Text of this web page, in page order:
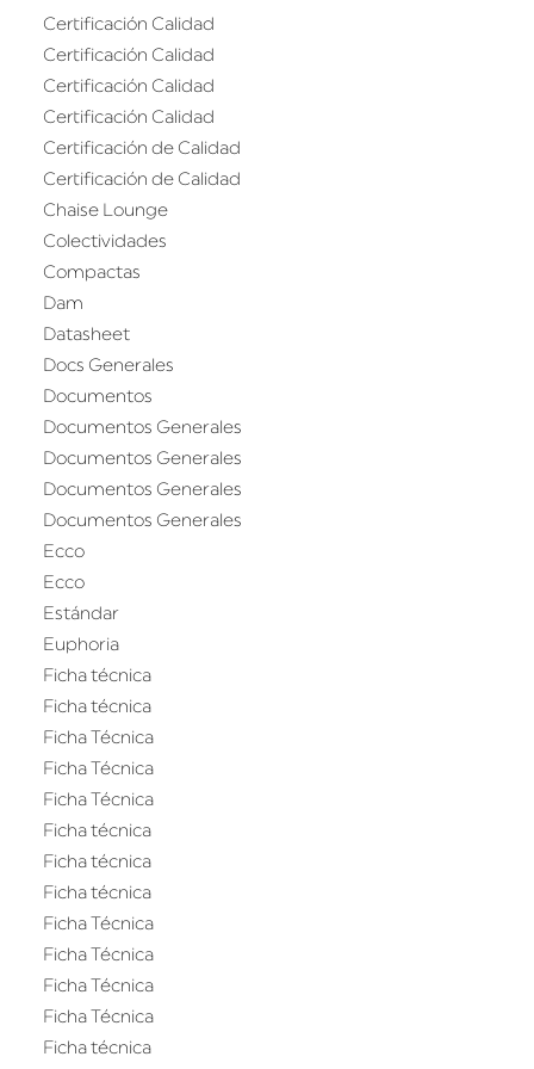
Certificación Calidad
Certificación Calidad
Certificación Calidad
Certificación Calidad
Certificación de Calidad
Certificación de Calidad
Chaise Lounge
Colectividades
Compactas
Dam
Datasheet
Docs Generales
Documentos
Documentos Generales
Documentos Generales
Documentos Generales
Documentos Generales
Ecco
Ecco
Estándar
Euphoria
Ficha técnica
Ficha técnica
Ficha Técnica
Ficha Técnica
Ficha Técnica
Ficha técnica
Ficha técnica
Ficha técnica
Ficha Técnica
Ficha Técnica
Ficha Técnica
Ficha Técnica
Ficha técnica